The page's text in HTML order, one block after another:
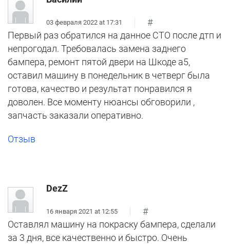
03 февраля 2022 at 17:31
#
Первый раз обратился на данное СТО после дтп и
непрогодал. Требовалась замена заднего
бампера, ремонт пятой двери на Шкоде а5,
оставил машину в понедельник в четверг была
готова, качество и результат понравился я
доволен. Все моменту нюансы обговорили ,
запчасть заказали оперативно.
Отзыв
DezZ
16 января 2021 at 12:55
#
Оставлял машину на покраску бампера, сделали
за 3 дня, все качественно и быстро. Очень